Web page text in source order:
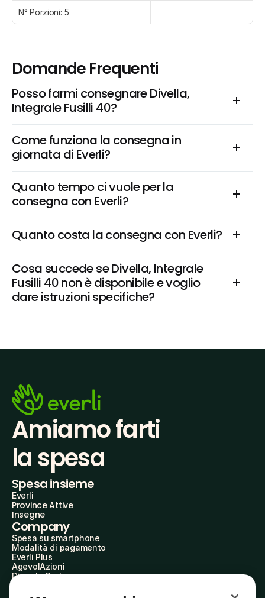
N° Porzioni: 5
Domande Frequenti
Posso farmi consegnare Divella,
Integrale Fusilli 40?
Come funziona la consegna in
giornata di Everli?
Quanto tempo ci vuole per la
consegna con Everli?
Quanto costa la consegna con Everli?
Cosa succede se Divella, Integrale
Fusilli 40 non è disponibile e voglio
dare istruzioni specifiche?
Amiamo farti
la spesa
Spesa insieme
Everli
Province Attive
Insegne
Company
Spesa su smartphone
Modalità di pagamento
Everli Plus
AgevolAzioni
Diventa Partner
Everli Shoppers